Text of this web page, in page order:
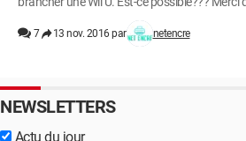
7 13 nov. 2016 par netencre
NEWSLETTERS
Actu du jour